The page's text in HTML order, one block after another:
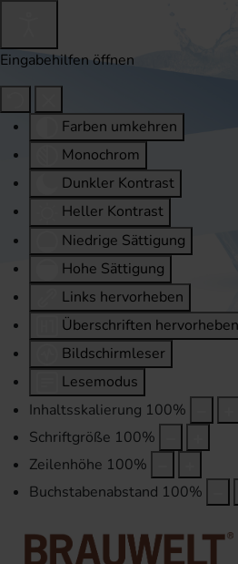
Eingabehilfen öffnen
Farben umkehren
Monochrom
Dunkler Kontrast
Heller Kontrast
Niedrige Sättigung
Hohe Sättigung
Links hervorheben
Überschriften hervorheben
Bildschirmleser
Lesemodus
Inhaltsskalierung 100%
Schriftgröße 100%
Zeilenhöhe 100%
Buchstabenabstand 100%